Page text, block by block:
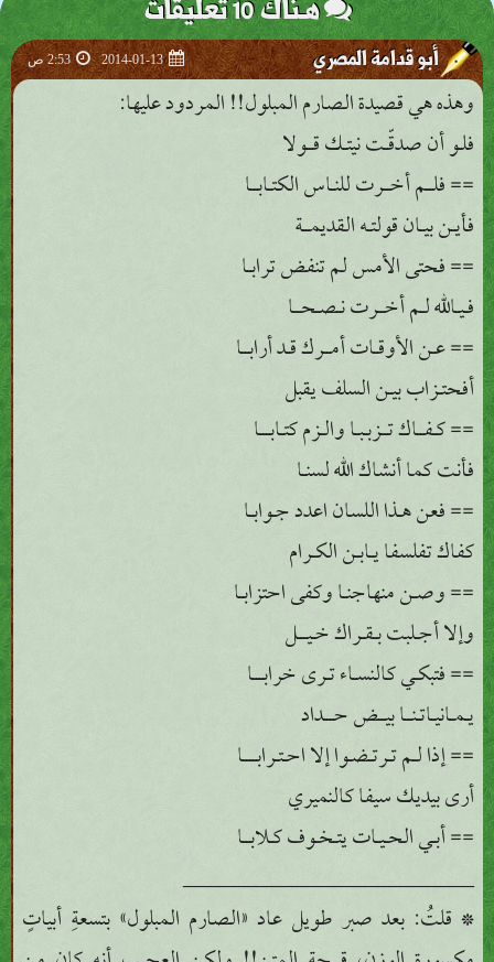
أبو قدامة المصري 2014-01-13 2:53 ص
وهذه هي قصيدة الصارم المبلول!! المردود عليها:
فلـو أن صدقّـت نيتـك قــولا
== فلــم أخــرت للنـاس الكتـابــا
فأيـن بيـان قولتـه القديمــة
== فحتى الأمس لم تنفض ترابـا
فـيـالله لـم أخــرت نـصـحــا
== عـن الأوقـات أمــرك قـد أرابــا
أفحتـزاب بيـن السلف يقبل
== كـفــاك تــزبـبـا والـزم كتـابـــا
فأنت كما أنشاك الله لسنـا
== فعن هـذا اللسان اعدد جـوابـا
كفاك تفلسفا يـابـن الكـرام
== وصـن منهاجنـا وكفى احتزابـا
وإلا أجـلبت بـقـراك خـيـــل
== فتبكـي كالنسـاء تـرى خرابـــا
يـمـانيـاتـنــا بيــض حـــداد
== إذا لـم تـرتـضـوا إلا احـتـرابــــا
أرى بيديك سيفا كالنميري
== أبـي الحـيـات يتـخـوف كـلابــا
________________________
* قلتُ: بعد صبر طويل عاد «الصارم المبلول» بتسعةِ أبياتٍ